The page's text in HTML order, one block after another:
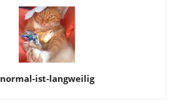
normal-ist-langweilig